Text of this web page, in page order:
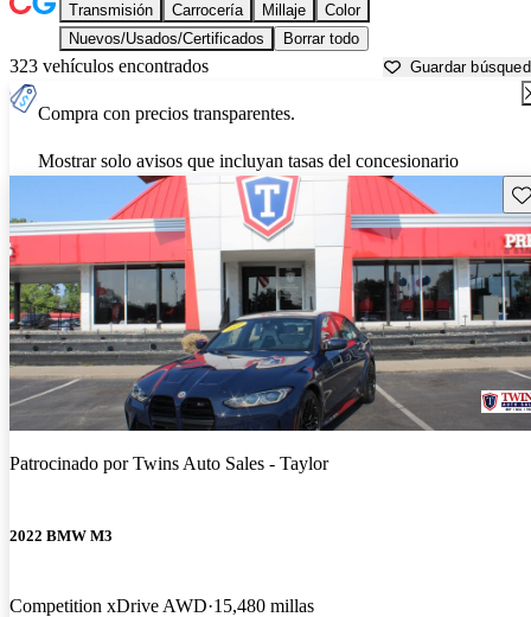
Transmisión Carrocería Millaje
Color
Nuevos/Usados/Certificados
Borrar todo
323 vehículos encontrados Guardar
Compra con precios transparentes.
Mostrar solo avisos que incluyan tasas del concesionario
Patrocinado porTwins Auto Sales - Taylor
2022 BMW M3
Competition xDrive AWD 15,480 millas